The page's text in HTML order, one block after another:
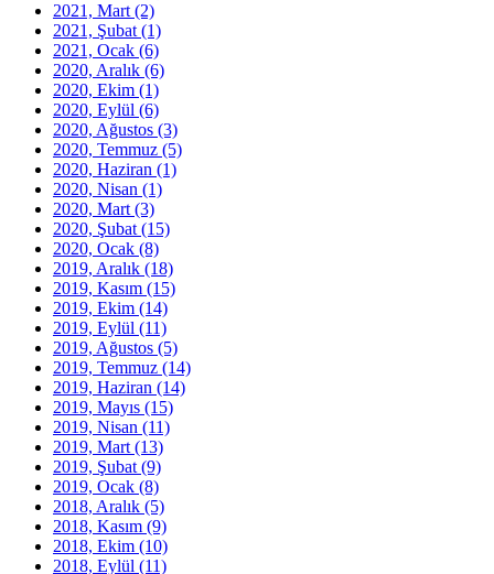
2021, Mart (2)
2021, Şubat (1)
2021, Ocak (6)
2020, Aralık (6)
2020, Ekim (1)
2020, Eylül (6)
2020, Ağustos (3)
2020, Temmuz (5)
2020, Haziran (1)
2020, Nisan (1)
2020, Mart (3)
2020, Şubat (15)
2020, Ocak (8)
2019, Aralık (18)
2019, Kasım (15)
2019, Ekim (14)
2019, Eylül (11)
2019, Ağustos (5)
2019, Temmuz (14)
2019, Haziran (14)
2019, Mayıs (15)
2019, Nisan (11)
2019, Mart (13)
2019, Şubat (9)
2019, Ocak (8)
2018, Aralık (5)
2018, Kasım (9)
2018, Ekim (10)
2018, Eylül (11)